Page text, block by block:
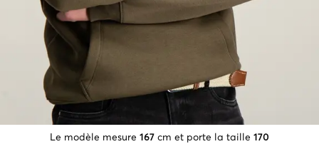
Le modèle mesure 167 cm et porte la taille 170